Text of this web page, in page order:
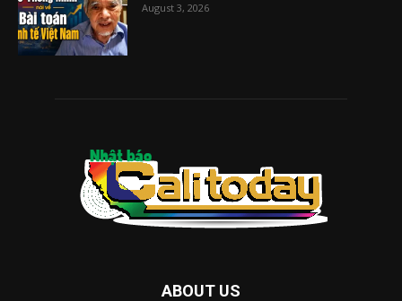
August 3, 2026
ABOUT US